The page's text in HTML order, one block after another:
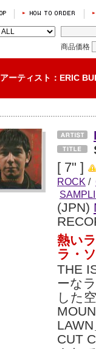
商品価格
アーティスト：ERIC
[ 7" ]
ROCK /
(JPN)
熱い
ラ・
THE
ーな
した
CUT